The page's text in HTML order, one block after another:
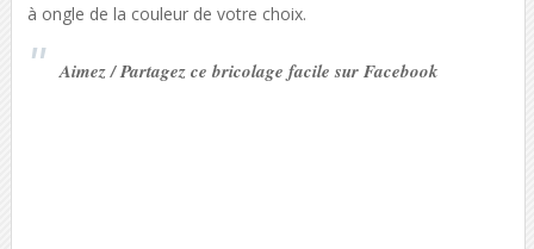
à ongle de la couleur de votre choix.
Aimez / Partagez ce bricolage facile sur Facebook